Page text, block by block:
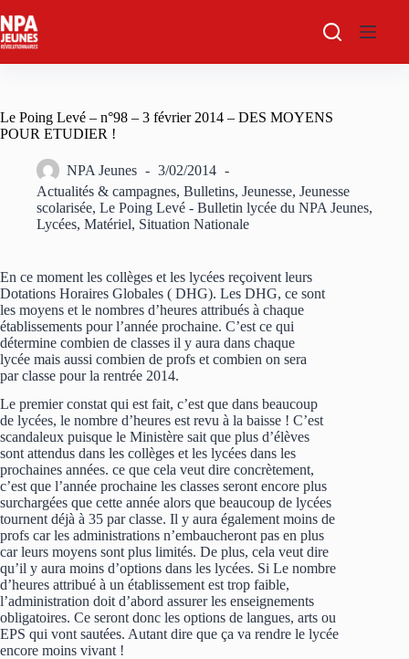
au
contenu
Le Poing Levé – n°98 – 3 février 2014 – DES MOYENS
POUR ETUDIER !
NPA Jeunes
3/02/2014
Actualités & campagnes, Bulletins, Jeunesse, Jeunesse
scolarisée, Le Poing Levé - Bulletin lycée du NPA Jeunes,
Lycées, Matériel, Situation Nationale
En ce moment les collèges et les lycées reçoivent leurs
Dotations Horaires Globales ( DHG). Les DHG, ce sont
les moyens et le nombres d’heures attribués à chaque
établissements pour l’année prochaine. C’est ce qui
détermine combien de classes il y aura dans chaque
lycée mais aussi combien de profs et combien on sera
par classe pour la rentrée 2014.
Le premier constat qui est fait, c’est que dans beaucoup
de lycées, le nombre d’heures est revu à la baisse ! C’est
scandaleux puisque le Ministère sait que plus d’élèves
sont attendus dans les collèges et les lycées dans les
prochaines années. ce que cela veut dire concrètement,
c’est que l’année prochaine les classes seront encore plus
surchargées que cette année alors que beaucoup de lycées
tournent déjà à 35 par classe. Il y aura également moins de
profs car les administrations n’embaucheront pas en plus
car leurs moyens sont plus limités. De plus, cela veut dire
qu’il y aura moins d’options dans les lycées. Si Le nombre
d’heures attribué à un établissement est trop faible,
l’administration doit d’abord assurer les enseignements
obligatoires. Ce seront donc les options de langues, arts ou
EPS qui vont sautées. Autant dire que ça va rendre le lycée
encore moins vivant !